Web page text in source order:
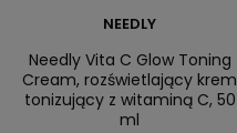
NEEDLY
Needly Vita C Glow Toning
Cream, rozświetlający krem
tonizujący z witaminą C, 50
ml